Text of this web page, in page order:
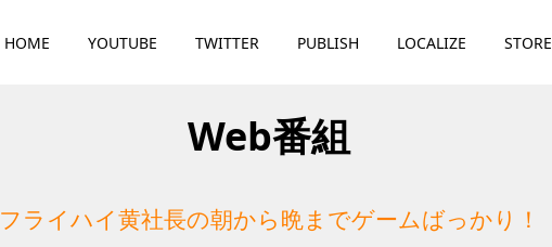
HOME YOUTUBE TWITTER PUBLISH LOCALIZE STORE
Web番組
フライハイ黄社長の朝から晩までゲームばっかり！